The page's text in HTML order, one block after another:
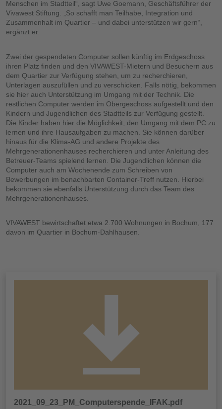
Menschen im Stadtteil“, sagt Uwe Goemann, Geschäftsführer der
Vivawest Stiftung. „So schafft man Teilhabe, Integration und
Zusammenhalt im Quartier – und dabei unterstützen wir gern“,
ergänzt er.
Zwei der gespendeten Computer sollen künftig im Erdgeschoss
ihren Platz finden und den VIVAWEST-Mietern und Besuchern aus
dem Quartier zur Verfügung stehen, um zu recherchieren,
Unterlagen auszufüllen und zu verschicken. Falls nötig, bekommen
sie hier auch Unterstützung im Umgang mit der Technik. Die
restlichen Computer werden im Obergeschoss aufgestellt und den
Kindern und Jugendlichen des Stadtteils zur Verfügung gestellt.
Die Kinder haben hier die Möglichkeit, den Umgang mit dem PC zu
lernen und ihre Hausaufgaben zu machen. Sie können darüber
hinaus für die Klima-AG und andere Projekte des
Mehrgenerationenhauses recherchieren und unter Anleitung des
Betreuer-Teams spielend lernen. Die Jugendlichen können die
Computer auch am Wochenende zum Schreiben von
Bewerbungen im benachbarten Container-Treff nutzen. Hierbei
bekommen sie ebenfalls Unterstützung durch das Team des
Mehrgenerationenhauses.
VIVAWEST bewirtschaftet etwa 2.700 Wohnungen in Bochum, 177
davon im Quartier in Bochum-Dahlhausen.
2021_09_23_PM_Computerspende_IFAK.pdf